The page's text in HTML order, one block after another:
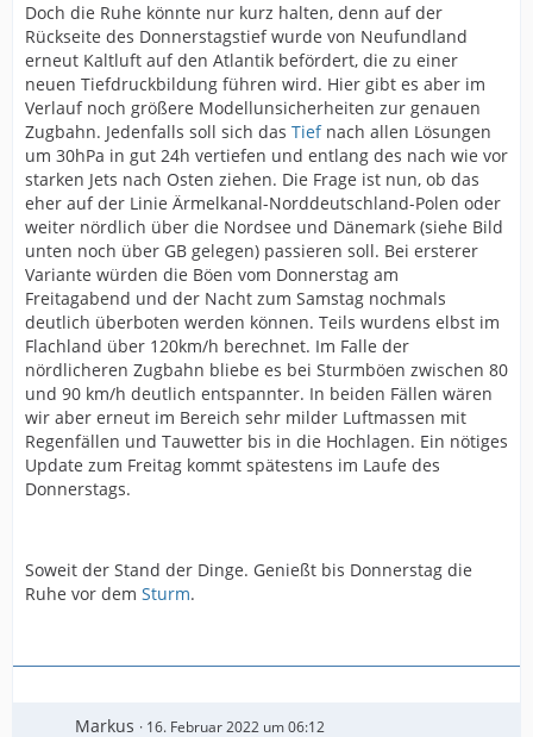
Doch die Ruhe könnte nur kurz halten, denn auf der
Rückseite des Donnerstagstief wurde von Neufundland
erneut Kaltluft auf den Atlantik befördert, die zu einer
neuen Tiefdruckbildung führen wird. Hier gibt es aber im
Verlauf noch größere Modellunsicherheiten zur genauen
Zugbahn. Jedenfalls soll sich das Tiefnach allen Lösungen
um 30hPa in gut 24h vertiefen und entlang des nach wie vor
starken Jets nach Osten ziehen. Die Frage ist nun, ob das
eher auf der Linie Ärmelkanal-Norddeutschland-Polen oder
weiter nördlich über die Nordsee und Dänemark (siehe Bild
unten noch über GB gelegen) passieren soll. Bei ersterer
Variante würden die Böen vom Donnerstag am
Freitagabend und der Nacht zum Samstag nochmals
deutlich überboten werden können. Teils wurdens elbst im
Flachland über 120km/h berechnet. Im Falle der
nördlicheren Zugbahn bliebe es bei Sturmböen zwischen 80
und 90 km/h deutlich entspannter. In beiden Fällen wären
wir aber erneut im Bereich sehr milder Luftmassen mit
Regenfällen und Tauwetter bis in die Hochlagen. Ein nötiges
Update zum Freitag kommt spätestens im Laufe des
Donnerstags.
Soweit der Stand der Dinge. Genießt bis Donnerstag die
Ruhe vor dem Sturm.
Markus 16. Februar 2022 um 06:12